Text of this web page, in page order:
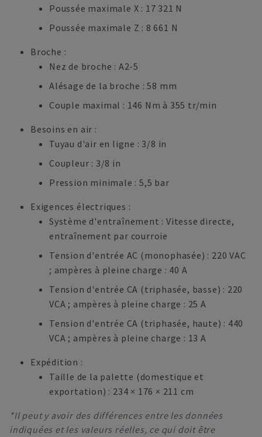
Poussée maximale X : 17 321 N
Poussée maximale Z : 8 661 N
Broche :
Nez de broche : A2-5
Alésage de la broche : 58 mm
Couple maximal : 146 Nm à 355 tr/min
Besoins en air :
Tuyau d'air en ligne : 3/8 in
Coupleur : 3/8 in
Pression minimale : 5,5 bar
Exigences électriques :
Système d'entraînement : Vitesse directe,
entraînement par courroie
Tension d'entrée AC (monophasée) : 220 VAC
; ampères à pleine charge : 40 A
Tension d'entrée CA (triphasée, basse) : 220
VCA ; ampères à pleine charge : 25 A
Tension d'entrée CA (triphasée, haute) : 440
VCA ; ampères à pleine charge : 13 A
Expédition :
Taille de la palette (domestique et
exportation) : 234 × 176 × 211 cm
*Il peut y avoir des différences entre les données
indiquées et les valeurs réelles, ce qui doit être